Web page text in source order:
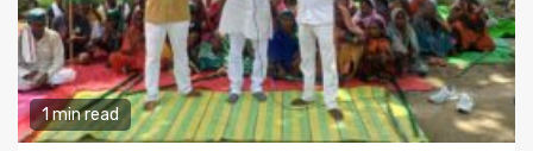
1 min read